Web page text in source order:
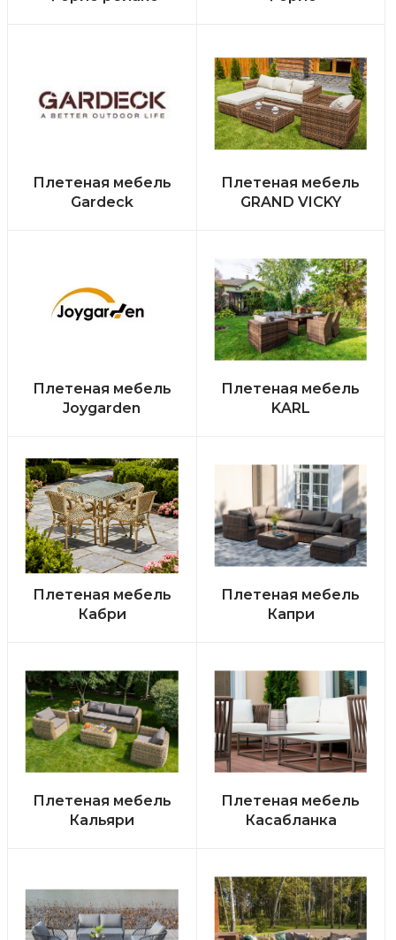
Плетеная мебель
Gardeck
Плетеная мебель
GRAND VICKY
Плетеная мебель
Joygarden
Плетеная мебель
KARL
Плетеная мебель
Кабри
Плетеная мебель
Капри
Плетеная мебель
Кальяри
Плетеная мебель
Касабланка